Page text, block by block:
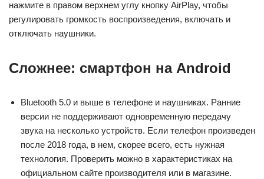
нажмите в правом верхнем углу кнопку AirPlay, чтобы
регулировать громкость воспроизведения, включать и
отключать наушники.
Сложнее: смартфон на Android
Bluetooth 5.0 и выше в телефоне и наушниках. Ранние
версии не поддерживают одновременную передачу
звука на несколько устройств. Если телефон произведен
после 2018 года, в нем, скорее всего, есть нужная
технология. Проверить можно в характеристиках на
официальном сайте производителя или в магазине.